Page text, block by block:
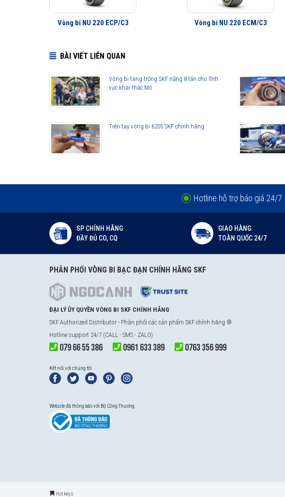
Vòng bi NU 220 ECP/C3 Vòng bi NU 220 ECM/C3
BÀI VIẾT LIÊN QUAN
Vòng bi tang trống SKF nặng 8 tấn cho lĩnh
vực khai thác Mỏ
Trên tay vòng bi 6205 SKF chính hãng
Hotline hỗ trợ báo giá 24/7
SP CHÍNH HÃNG
ĐẦY ĐỦ CO, CQ
GIAO HÀNG
TOÀN QUỐC 24/7
PHÂN PHỐI VÒNG BI BẠC ĐẠN CHÍNH HÃNG SKF
ĐẠI LÝ ỦY QUYỀN VÒNG BI SKF CHÍNH HÃNG
SKF Authorized Distributor - Phân phối các sản phẩm SKF chính hãng ®
Hotline support 24/7 (CALL - SMS - ZALO)
079 66 55 386 0961 633 389 0763 356 999
Kết nối với chúng tôi
Website đã thông báo với Bộ Công Thương
Hot keys: